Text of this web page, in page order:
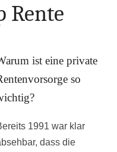
Tipps
Rente
ist eine private
so
1991 war klar
dass die